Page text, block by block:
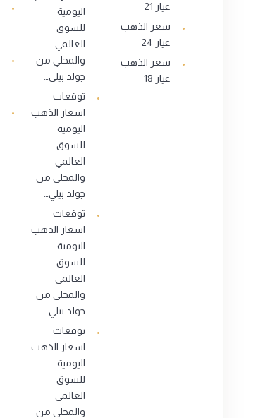
عيار 21
سعر الذهب
عيار 24
سعر الذهب
عيار 18
اليومية
للسوق
العالمي
والمحلي من
جولد بيلي…
توقعات
اسعار الذهب
اليومية
للسوق
العالمي
والمحلي من
جولد بيلي…
توقعات
اسعار الذهب
اليومية
للسوق
العالمي
والمحلي من
جولد بيلي…
توقعات
اسعار الذهب
اليومية
للسوق
العالمي
والمحلي من